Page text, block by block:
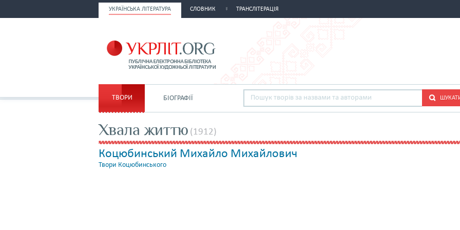
УКРАЇНСЬКА ЛІТЕРАТУРА СЛОВНИК ТРАНСЛІТЕРАЦІЯ
ТВОРИ БІОГРАФІЇ
Хвала життю (1912)
Коцюбинський Михайло Михайлович
Твори Коцюбинського